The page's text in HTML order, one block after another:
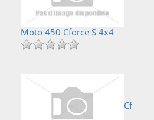
Moto 450 Cforce S 4x4
Cf